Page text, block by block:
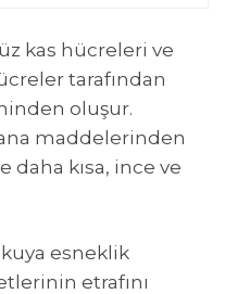
kas hücreleri ve
tarafından
oluşur.
maddelerinden
daha kısa, ince ve
esneklik
etrafını